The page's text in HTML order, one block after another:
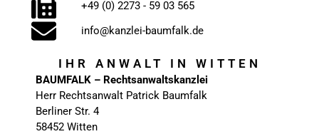
+49 (0) 2273 - 59 03 565
info@kanzlei-baumfalk.de
IHR ANWALT IN WITTEN
BAUMFALK – Rechtsanwaltskanzlei
Herr Rechtsanwalt Patrick Baumfalk
Berliner Str. 4
58452 Witten